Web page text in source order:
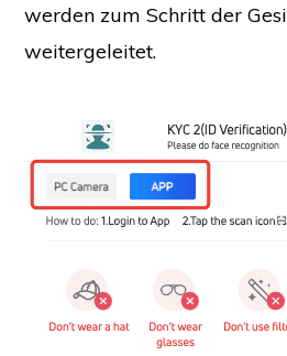
werden zum Schritt der
weitergeleitet.